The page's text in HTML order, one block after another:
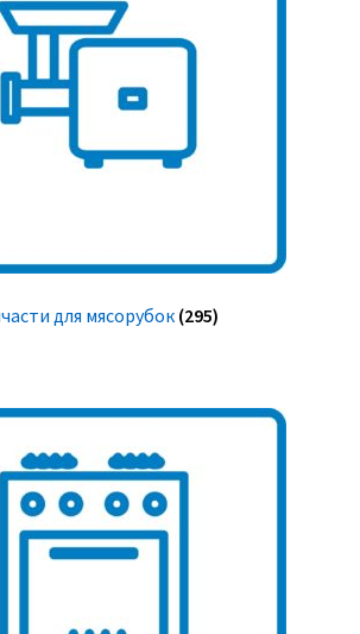
для мясорубок (295)